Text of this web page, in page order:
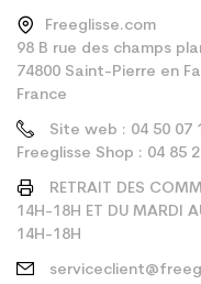
Freeglisse.com
98 B rue des champs
74800 Saint-Pierre en
France
Site web : 04 50 07
Freeglisse Shop : 04 85
RETRAIT DES
14H-18H ET DU MARDI
14H-18H